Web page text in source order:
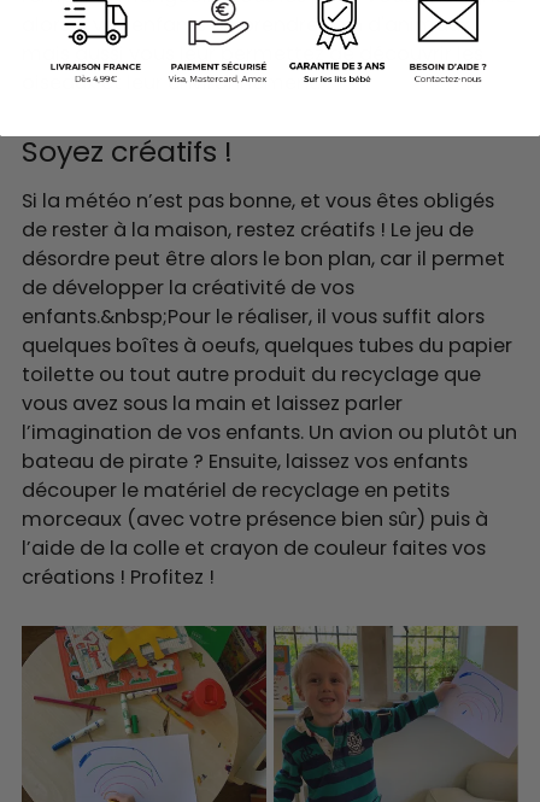
alors à vos enfants de prendre soin d'animaux,
mais aussi vous leur permettez de découvrir les
oiseaux et leur environnement.
Soyez créatifs !
Si la météo n’est pas bonne, et vous êtes obligés
de rester à la maison, restez créatifs ! Le jeu de
désordre peut être alors le bon plan, car il permet
de développer la créativité de vos
enfants.&nbsp;Pour le réaliser, il vous suffit alors
quelques boîtes à oeufs, quelques tubes du papier
toilette ou tout autre produit du recyclage que
vous avez sous la main et laissez parler
l’imagination de vos enfants. Un avion ou plutôt un
bateau de pirate ? Ensuite, laissez vos enfants
découper le matériel de recyclage en petits
morceaux (avec votre présence bien sûr) puis à
l’aide de la colle et crayon de couleur faites vos
créations ! Profitez !